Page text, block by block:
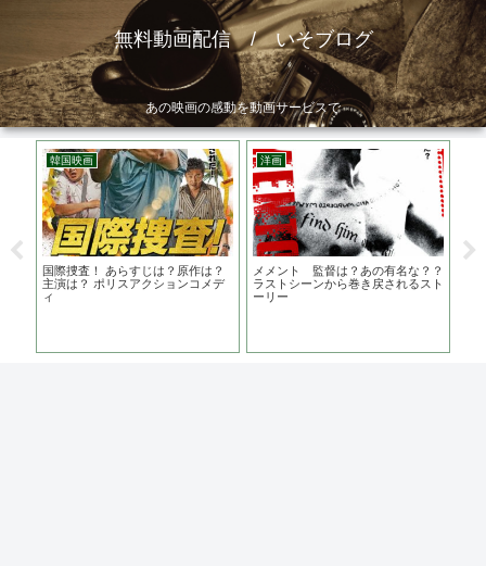
無料動画配信 / いそブログ
あの映画の感動を動画サービスで
韓国映画
国際捜査！ あらすじは？原作は？
主演は？ ポリスアクションコメデ
ィ
洋画
メメント 監督は？あの有名な？？
ラストシーンから巻き戻されるスト
ーリー